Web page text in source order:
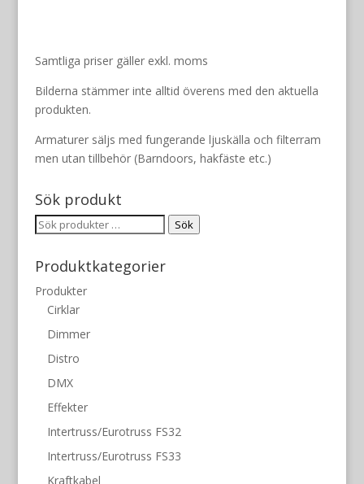
000 kr.
Samtliga priser gäller exkl. moms
Bilderna stämmer inte alltid överens med den aktuella
produkten.
Armaturer säljs med fungerande ljuskälla och filterram
men utan tillbehör (Barndoors, hakfäste etc.)
Sök produkt
Sök
Sök
Produktkategorier
Produkter
Cirklar
Dimmer
Distro
DMX
Effekter
Intertruss/Eurotruss FS32
Intertruss/Eurotruss FS33
Kraftkabel